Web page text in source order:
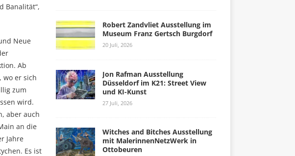
Banalität“,
Neue
Ab
wo er sich
zum
wird.
aber auch
an die
Jahre
Es ist
Robert Zandvliet Ausstellung im
Museum Franz Gertsch Burgdorf
20 Juli, 2026
Jon Rafman Ausstellung
Düsseldorf im K21: Street View
und KI-Kunst
27 Juli, 2026
Witches and Bitches Ausstellung
mit MalerinnenNetzWerk in
Ottobeuren